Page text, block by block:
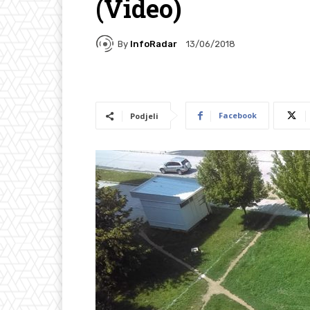
(Video)
By InfoRadar 13/06/2018
Podjeli Facebook